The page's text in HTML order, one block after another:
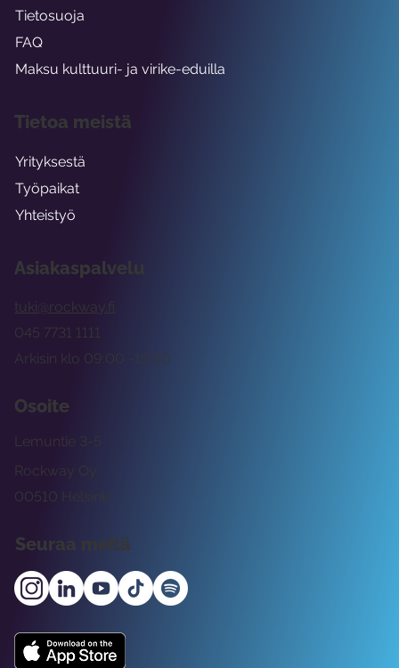
Asiakaspalvelu
tuki@rockway.fi
Arkisin klo 09:00 -15:00
045 7731 1111
Osoite
Rockway Oy
Lemuntie 3-5
00510 Helsinki
Seuraa meitä
Tietosuoja
FAQ
Maksu kulttuuri- ja virike-eduilla
Tietoa meistä
Yrityksestä
Työpaikat
Yhteistyö